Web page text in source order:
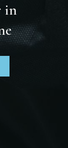
in